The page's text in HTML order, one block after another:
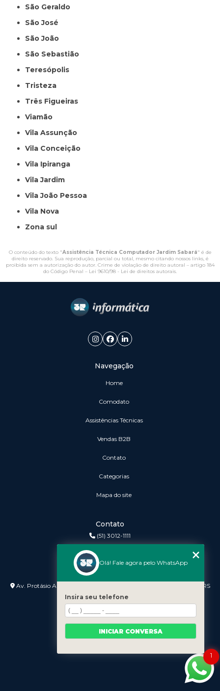
São Geraldo
São José
São João
São Sebastião
Teresópolis
Tristeza
Três Figueiras
Viamão
Vila Assunção
Vila Conceição
Vila Ipiranga
Vila Jardim
Vila João Pessoa
Vila Nova
Zona sul
O conteúdo do texto "Assistência Técnica Computador Jardim Sabará" é de
direito reservado. Sua reprodução, parcial ou total, mesmo citando nossos links, é
proibida sem a autorização do autor. Crime de violação de direito autoral – artigo 184
do Código Penal – Lei 9610/98 - Lei de direitos autorais.
Navegação
Home
Comodato
Assistências Técnicas
vendas B2B
Contato
Categorias
Mapa do site
Contato
(51) 3012-1111
Endereço
Av. Protásio Alves nº 3240 Lojas 7 e 8 - Petrópolis - Porto Alegre - RS
- 90410-007
1
Olá! Fale agora pelo WhatsApp
Insira seu telefone
INICIAR CONVERSA